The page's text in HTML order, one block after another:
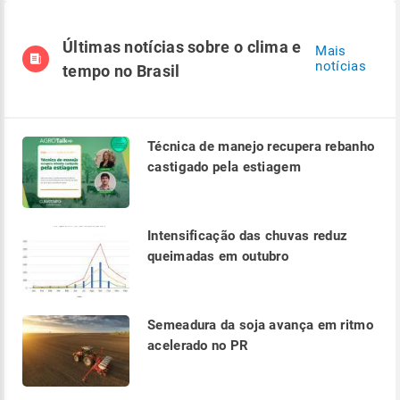
Últimas notícias sobre o clima e
tempo no Brasil
Mais
notícias
Técnica de manejo recupera rebanho
castigado pela estiagem
Intensificação das chuvas reduz
queimadas em outubro
Semeadura da soja avança em ritmo
acelerado no PR